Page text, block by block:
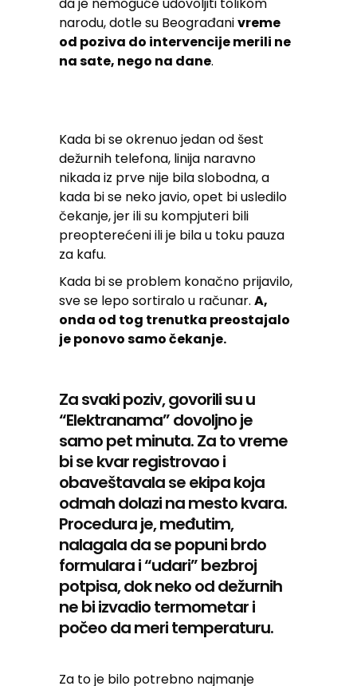
narodu, dotle su Beograđanivreme
od poziva do intervencije merili ne
na sate, nego na dane.
Kada bi se okrenuo jedan od šest
dežurnih telefona, linija naravno
nikada iz prve nije bila slobodna, a
kada bi se neko javio, opet bi usledilo
čekanje, jer ili su kompjuteri bili
preopterećeni ili je bila u toku pauza
za kafu.
Kada bi se problem konačno prijavilo,
sve se lepo sortiralo u računar. A,
onda od tog trenutka preostajalo
je ponovo samo čekanje.
Za svaki poziv, govorili su u
“Elektranama” dovoljno je
samo pet minuta. Za to vreme
bi se kvar registrovao i
obaveštavala se ekipa koja
odmah dolazi na mesto kvara.
Procedura je, međutim,
nalagala da se popuni brdo
formulara i “udari” bezbroj
potpisa, dok neko od dežurnih
ne bi izvadio termometar i
počeo da meri temperaturu.
Za to je bilo potrebno najmanje